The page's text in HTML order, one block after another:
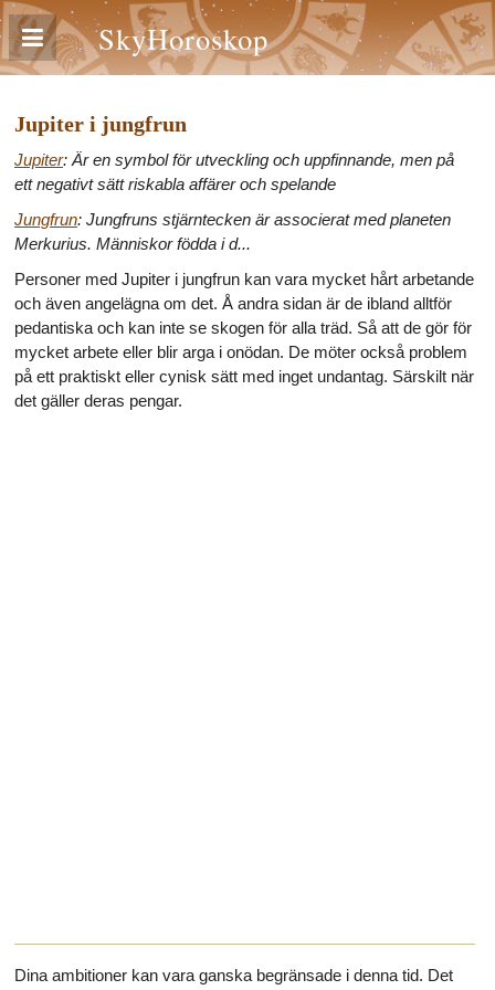
SkyHoroskop
Jupiter i jungfrun
Jupiter: Är en symbol för utveckling och uppfinnande, men på
ett negativt sätt riskabla affärer och spelande
Jungfrun: Jungfruns stjärntecken är associerat med planeten
Merkurius. Människor födda i d...
Personer med Jupiter i jungfrun kan vara mycket hårt arbetande
och även angelägna om det. Å andra sidan är de ibland alltför
pedantiska och kan inte se skogen för alla träd. Så att de gör för
mycket arbete eller blir arga i onödan. De möter också problem
på ett praktiskt eller cynisk sätt med inget undantag. Särskilt när
det gäller deras pengar.
Dina ambitioner kan vara ganska begränsade i denna tid. Det